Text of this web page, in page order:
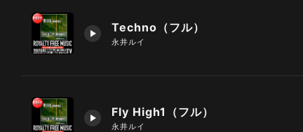
Techno（フル）
永井ルイ
Fly High1（フル）
永井ルイ